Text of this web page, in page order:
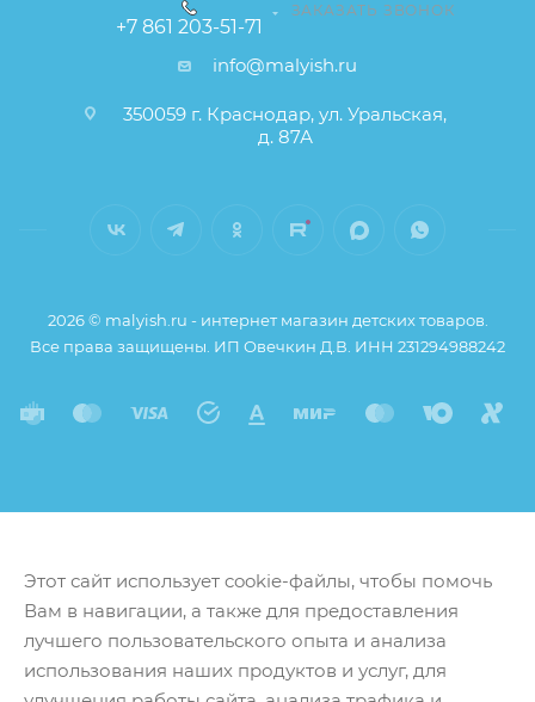
+7 861 203-51-71
ЗАКАЗАТЬ ЗВОНОК
info@malyish.ru
350059 г. Краснодар, ул. Уральская,
д. 87А
2026 © malyish.ru - интернет магазин детских товаров.
Все права защищены. ИП Овечкин Д.В. ИНН 231294988242
Этот сайт использует cookie-файлы, чтобы помочь
Вам в навигации, а также для предоставления
лучшего пользовательского опыта и анализа
использования наших продуктов и услуг, для